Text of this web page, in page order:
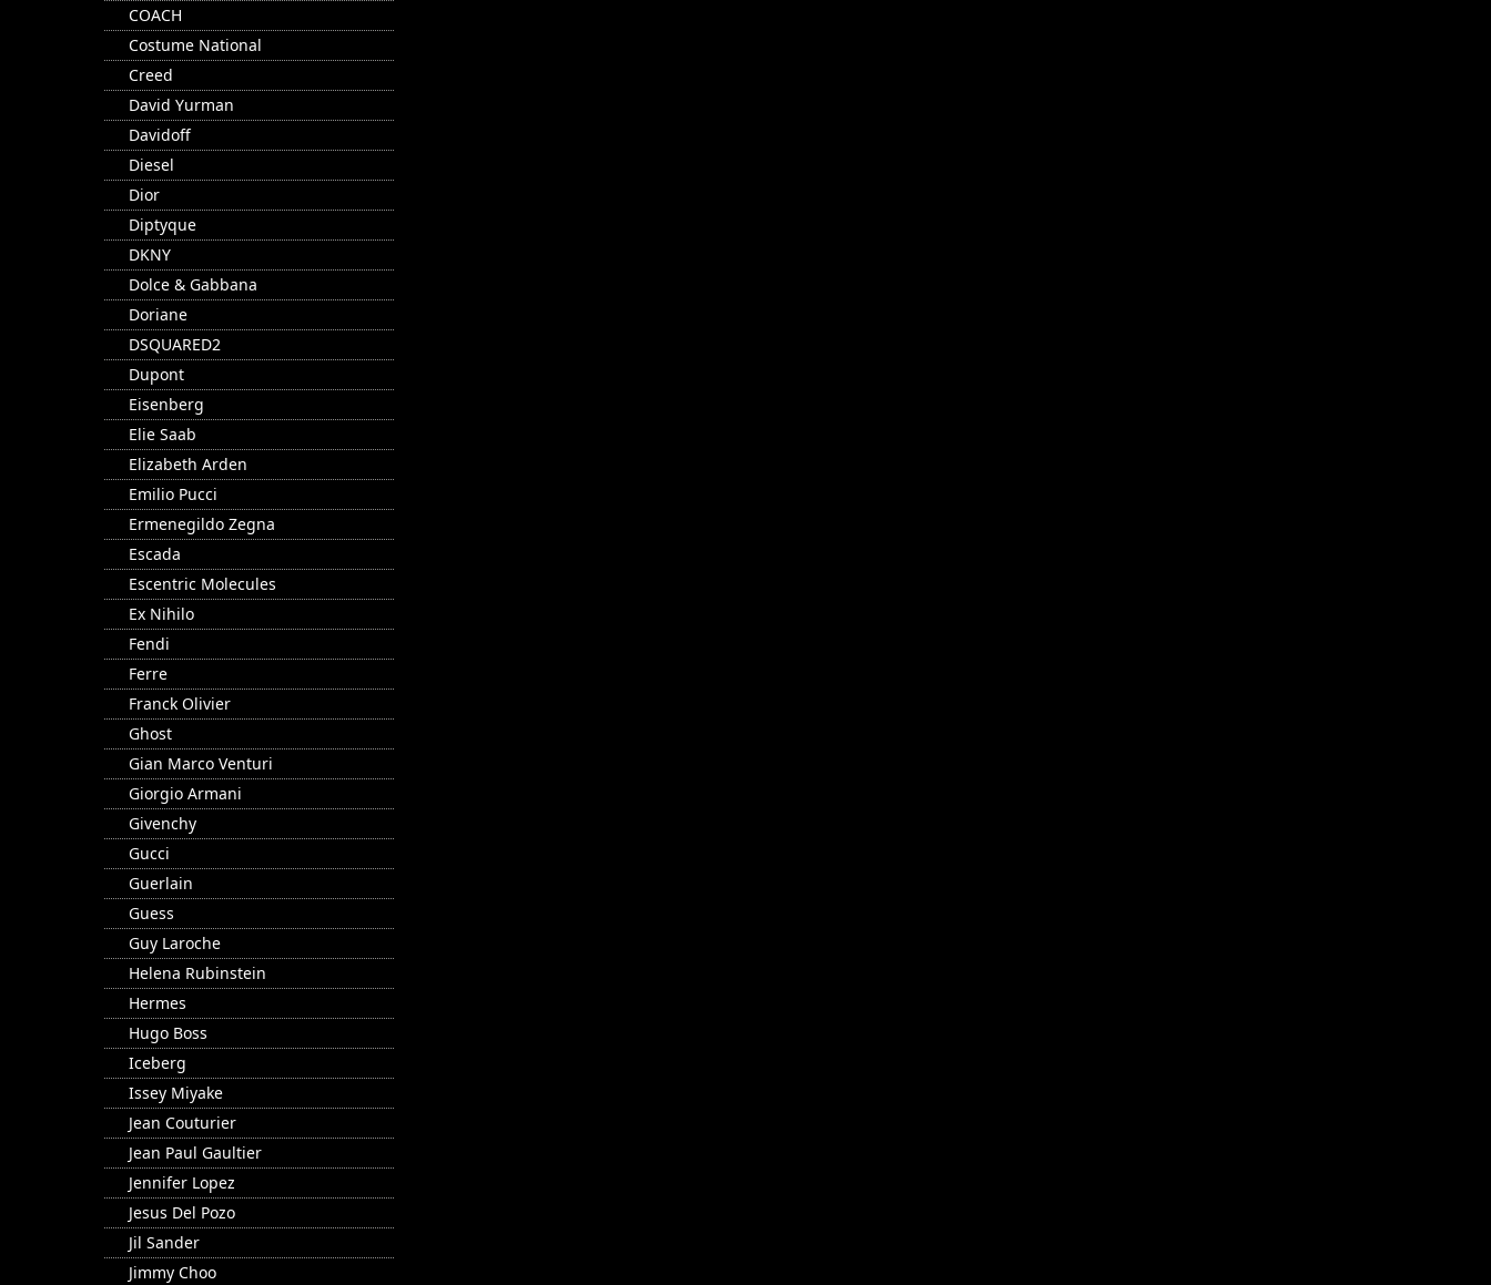
COACH
Costume National
Creed
David Yurman
Davidoff
Diesel
Dior
Diptyque
DKNY
Dolce & Gabbana
Doriane
DSQUARED2
Dupont
Eisenberg
Elie Saab
Elizabeth Arden
Emilio Pucci
Ermenegildo Zegna
Escada
Escentric Molecules
Ex Nihilo
Fendi
Ferre
Franck Olivier
Ghost
Gian Marco Venturi
Giorgio Armani
Givenchy
Gucci
Guerlain
Guess
Guy Laroche
Helena Rubinstein
Hermes
Hugo Boss
Iceberg
Issey Miyake
Jean Couturier
Jean Paul Gaultier
Jennifer Lopez
Jesus Del Pozo
Jil Sander
Jimmy Choo